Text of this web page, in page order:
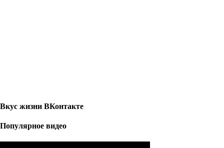
Вкус жизни ВКонтакте
Популярное видео